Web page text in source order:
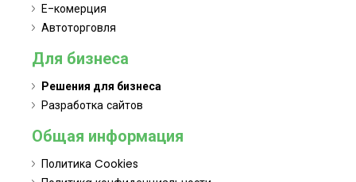
Е-комерция
Автоторговля
Для бизнеса
Решения для бизнеса
Разработка сайтов
Общая информация
Политика Cookies